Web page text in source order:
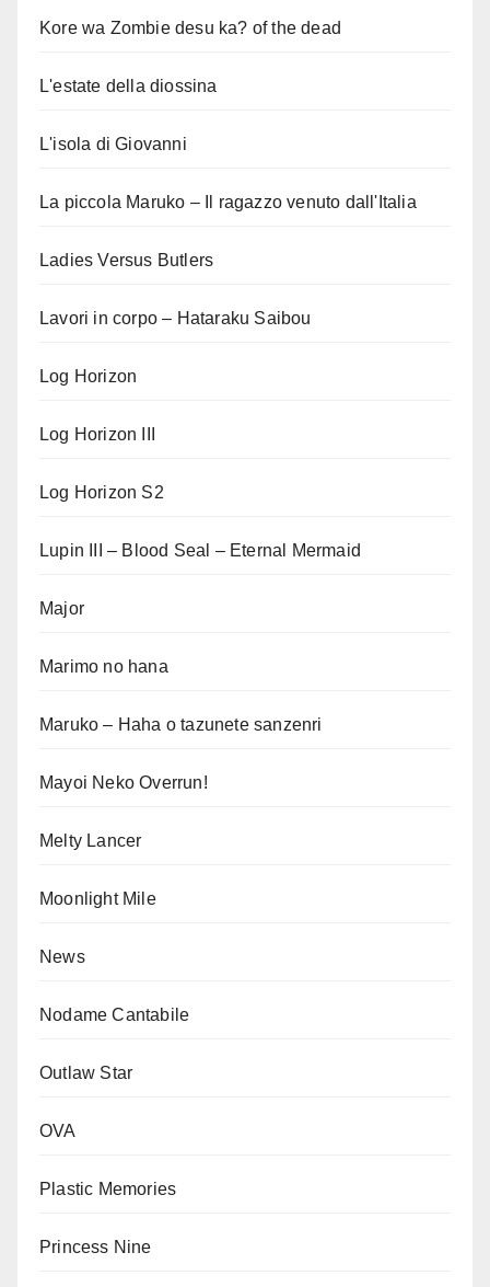
Kore wa Zombie desu ka? of the dead
L'estate della diossina
L'isola di Giovanni
La piccola Maruko – Il ragazzo venuto dall'Italia
Ladies Versus Butlers
Lavori in corpo – Hataraku Saibou
Log Horizon
Log Horizon III
Log Horizon S2
Lupin III – Blood Seal – Eternal Mermaid
Major
Marimo no hana
Maruko – Haha o tazunete sanzenri
Mayoi Neko Overrun!
Melty Lancer
Moonlight Mile
News
Nodame Cantabile
Outlaw Star
OVA
Plastic Memories
Princess Nine